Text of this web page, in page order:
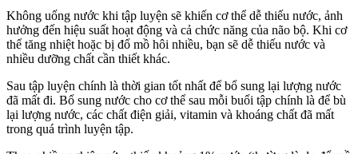
Không uống nước khi tập luyện sẽ khiến cơ thể dễ thiếu nước, ảnh
hưởng đến hiệu suất hoạt động và cả chức năng của não bộ. Khi cơ
thể tăng nhiệt hoặc bị đổ mồ hôi nhiều, bạn sẽ dễ thiếu nước và
nhiều dưỡng chất cần thiết khác.
Sau tập luyện chính là thời gian tốt nhất để bổ sung lại lượng nước
đã mất đi. Bổ sung nước cho cơ thể sau mỗi buổi tập chính là để bù
lại lượng nước, các chất điện giải, vitamin và khoáng chất đã mất
trong quá trình luyện tập.